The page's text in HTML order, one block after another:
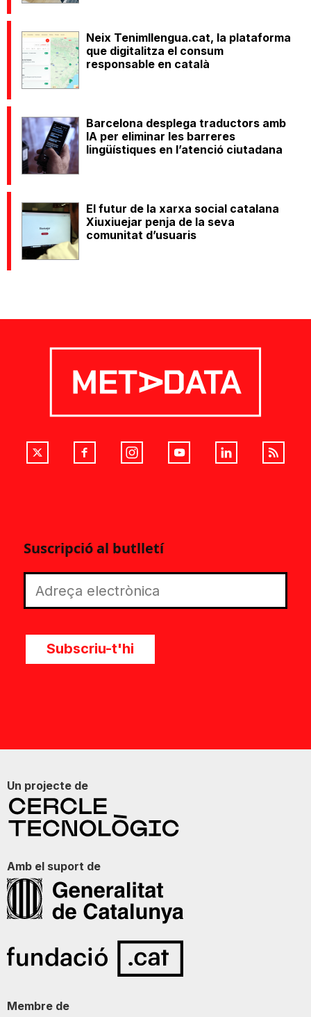
Neix Tenimllengua.cat, la plataforma
que digitalitza el consum
responsable en català
Barcelona desplega traductors amb
IA per eliminar les barreres
lingüístiques en l’atenció ciutadana
El futur de la xarxa social catalana
Xiuxiuejar penja de la seva
comunitat d’usuaris
Suscripció al butlletí
Subscriu-t'hi
Un projecte de
Amb el suport de
Membre de